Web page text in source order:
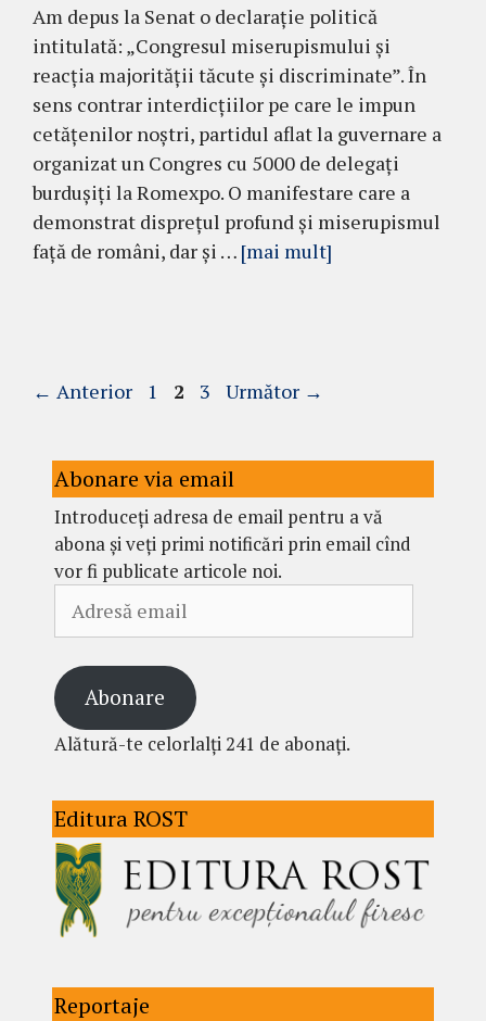
Am depus la Senat o declarație politică
intitulată: „Congresul miserupismului și
reacția majorității tăcute și discriminate”. În
sens contrar interdicțiilor pe care le impun
cetățenilor noștri, partidul aflat la guvernare a
organizat un Congres cu 5000 de delegați
burdușiți la Romexpo. O manifestare care a
demonstrat disprețul profund și miserupismul
față de români, dar și … [mai mult]
← Anterior Pagina
1 Pagina
2 Pagina
3 Următor →
Abonare via email
Introduceți adresa de email pentru a vă
abona și veți primi notificări prin email cînd
vor fi publicate articole noi.
email
Abonare
Alătură-te celorlalți 241 de abonați.
Editura ROST
Reportaje